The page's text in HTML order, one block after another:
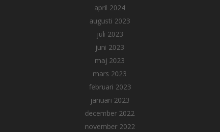
april 2024
augusti 2023
juli 2023
juni 2023
maj 2023
mars 2023
februari 2023
januari 2023
december 2022
november 2022